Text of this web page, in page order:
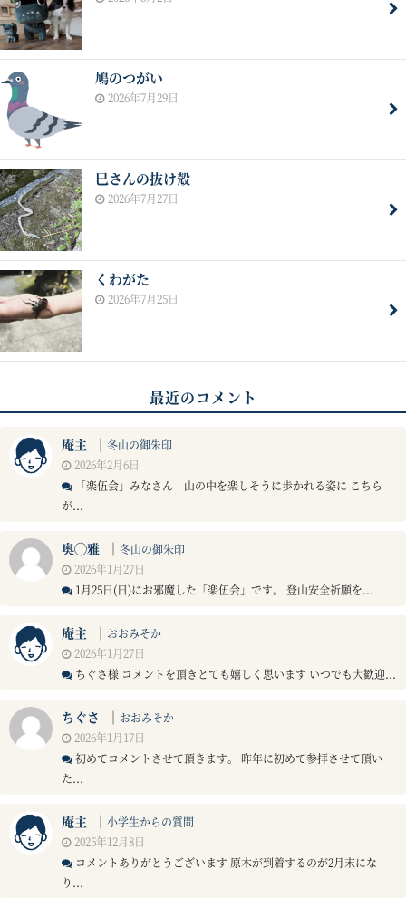
鳩のつがい
2026年7月29日
巳さんの抜け殻
2026年7月27日
くわがた
2026年7月25日
最近のコメント
庵主 ｜ 冬山の御朱印
2026年2月6日
「楽伍会」みなさん 山の中を楽しそうに歩かれる姿に こちら
が...
奥◯雅 ｜ 冬山の御朱印
2026年1月27日
1月25日(日)にお邪魔した「楽伍会」です。 登山安全祈願を...
庵主 ｜ おおみそか
2026年1月27日
ちぐさ様 コメントを頂きとても嬉しく思います いつでも大歓迎...
ちぐさ ｜ おおみそか
2026年1月17日
初めてコメントさせて頂きます。 昨年に初めて参拝させて頂い
た...
庵主 ｜ 小学生からの質問
2025年12月8日
コメントありがとうございます 原木が到着するのが2月末にな
り...